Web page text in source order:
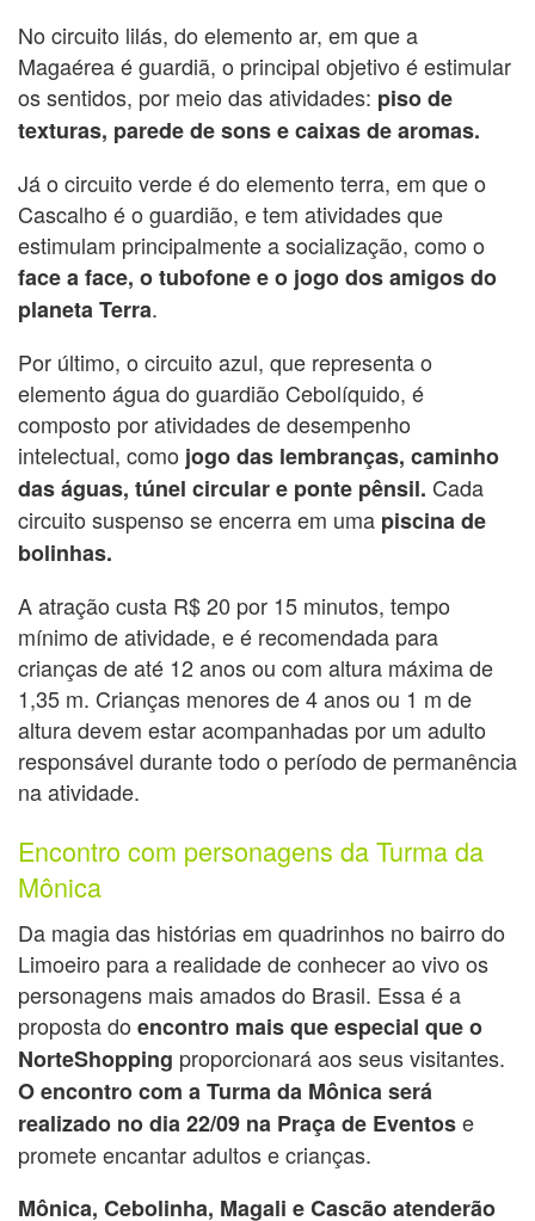
No circuito lilás, do elemento ar, em que a
Magaérea é guardiã, o principal objetivo é estimular
os sentidos, por meio das atividades: piso de
texturas, parede de sons e caixas de aromas.
Já o circuito verde é do elemento terra, em que o
Cascalho é o guardião, e tem atividades que
estimulam principalmente a socialização, como o
face a face, o tubofone e o jogo dos amigos do
planeta Terra.
Por último, o circuito azul, que representa o
elemento água do guardião Cebolíquido, é
composto por atividades de desempenho
intelectual, como jogo das lembranças, caminho
das águas, túnel circular e ponte pênsil. Cada
circuito suspenso se encerra em uma piscina de
bolinhas.
A atração custa R$ 20 por 15 minutos, tempo
mínimo de atividade, e é recomendada para
crianças de até 12 anos ou com altura máxima de
1,35 m. Crianças menores de 4 anos ou 1 m de
altura devem estar acompanhadas por um adulto
responsável durante todo o período de permanência
na atividade.
Encontro com personagens da Turma da
Mônica
Da magia das histórias em quadrinhos no bairro do
Limoeiro para a realidade de conhecer ao vivo os
personagens mais amados do Brasil. Essa é a
proposta do encontro mais que especial que o
NorteShopping proporcionará aos seus visitantes.
O encontro com a Turma da Mônica será
realizado no dia 22/09 na Praça de Eventose
promete encantar adultos e crianças.
Mônica, Cebolinha, Magali e Cascão atenderão